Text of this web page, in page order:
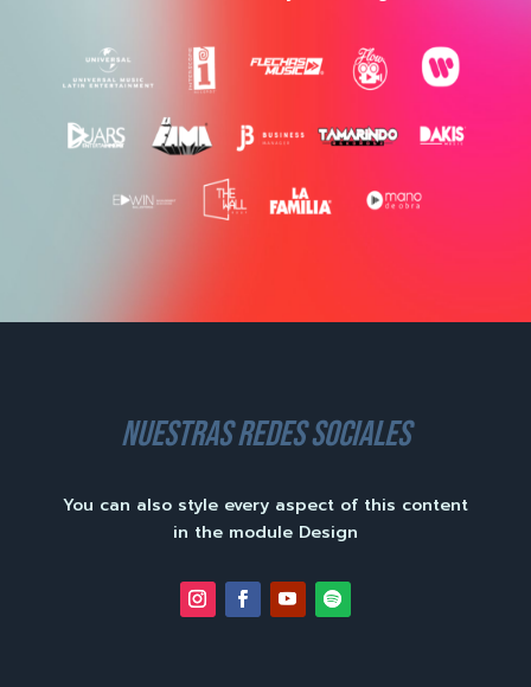
nuestras redes sociales
You can also style every aspect of this content
in the module Design